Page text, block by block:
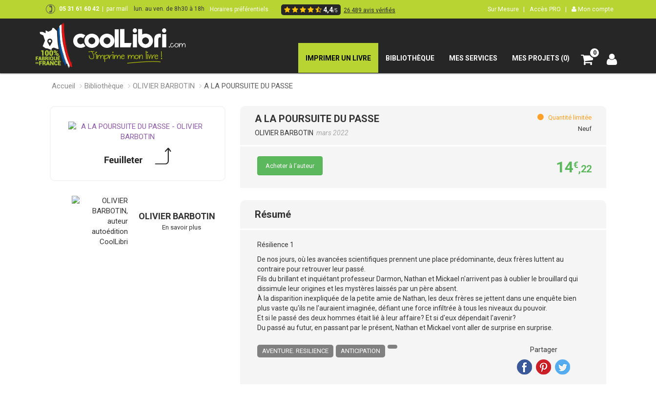
05 31 61 60 42 par mail lun. au ven. de 8h30 à 18h Horaires préférentiels 4,4/5 26 489 avis vérifiés Sur Mesure | Accès PRO | Mon compte
IMPRIMER UN LIVRE BIBLIOTHÈQUE MES SERVICES MES PROJETS (0)
0
Accueil Bibliothèque OLIVIER BARBOTIN A LA POURSUITE DU PASSE
OLIVIER BARBOTIN
En savoir plus
A LA POURSUITE DU PASSE
OLIVIER BARBOTIN mars 2022
Quantité limitée
Neuf
Acheter à l’auteur 14€,22
Résumé
Résilience 1
De nos jours, où les avancées scientifiques prennent une place prédominante, deux frères luttent au
contraire pour retrouver leur passé.
Fils du brillant et inquiétant professeur Darmon, Nathan et Mickael n'arrivent pas à oublier le brouillard qui
dissimule leur origines et les mystères laissés par un père absent.
À la disparition inexpliquée de la petite amie de Nathan, les deux frères se jettent dans une enquête bien
plus vaste qu'ils ne l'auraient imaginée, défiant une force infiltrée à tous les niveaux du pouvoir.
Et si le passé des deux hommes était lié à leur affaire? Et si d'eux dépendait l'avenir?
Du passé au futur, en passant par le présent, Nathan et Mickael vont aller de surprise en surprise.
AVENTURE. RESILIENCE ANTICIPATION Partager